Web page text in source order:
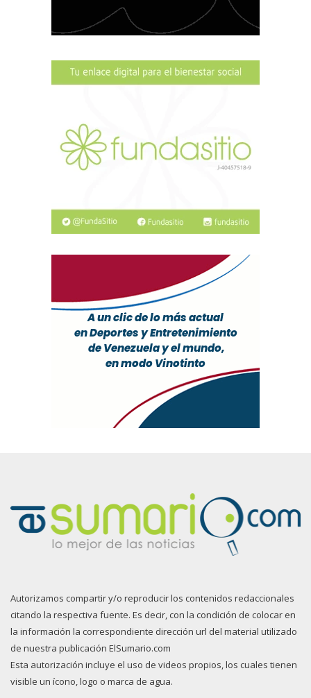
Autorizamos compartir y/o reproducir los contenidos redaccionales
citando la respectiva fuente. Es decir, con la condición de colocar en
la información la correspondiente dirección url del material utilizado
de nuestra publicación ElSumario.com
Esta autorización incluye el uso de videos propios, los cuales tienen
visible un ícono, logo o marca de agua.